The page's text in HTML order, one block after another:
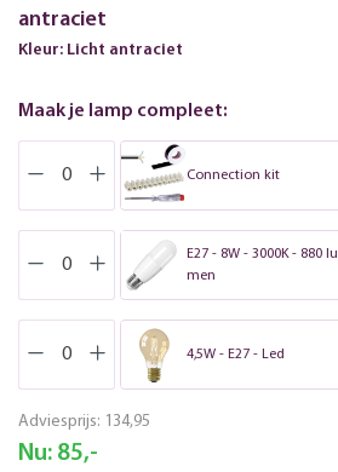
antraciet
Kleur: Licht antraciet
Maak je lamp compleet:
Connection kit
E27 - 8W - 3000K - 880 lu
men
4,5W - E27 - Led
Adviesprijs: 134,95
Nu: 85,-